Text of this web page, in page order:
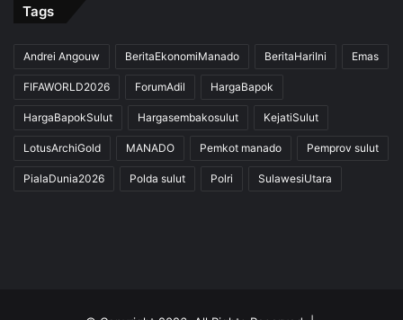
Tags
Andrei Angouw BeritaEkonomiManado BeritaHariIni Emas
FIFAWORLD2026 ForumAdil HargaBapok
HargaBapokSulut Hargasembakosulut KejatiSulut
LotusArchiGold MANADO Pemkot manado Pemprov sulut
PialaDunia2026 Polda sulut Polri SulawesiUtara